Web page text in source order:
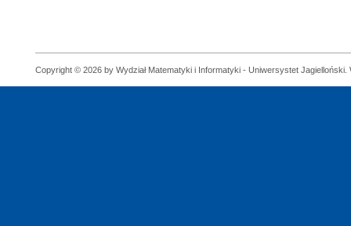
Copyright © 2026 by Wydział Matematyki i Informatyki - Uniwersystet